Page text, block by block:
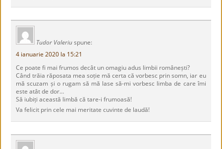
Tudor Valeriu spune:
4 ianuarie 2020 la 15:21
Ce poate fi mai frumos decât un omagiu adus limbii românești?
Când trăia răposata mea soție mă certa că vorbesc prin somn, iar eu
mă scuzam și o rugam să mă lase să-mi vorbesc limba de care îmi
este atât de dor…
Să iubiți această limbă că tare-i frumoasă!
Va felicit prin cele mai meritate cuvinte de laudă!